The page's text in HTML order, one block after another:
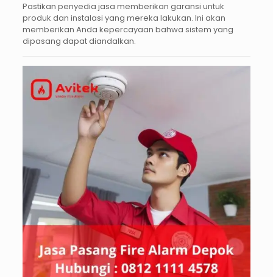
Pastikan penyedia jasa memberikan garansi untuk
produk dan instalasi yang mereka lakukan. Ini akan
memberikan Anda kepercayaan bahwa sistem yang
dipasang dapat diandalkan.